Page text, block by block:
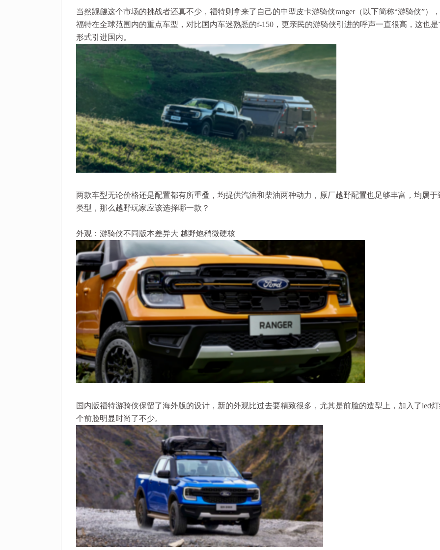
当然觊觎这个市场的挑战者还真不少，福特则拿来了自己的中型皮卡游骑侠ranger（以下简称“游骑侠”）
福特在全球范围内的重点车型，对比国内车迷熟悉的f-150，更亲民的游骑侠引进的呼声一直很高，这也
形式引进国内。
两款车型无论价格还是配置都有所重叠，均提供汽油和柴油两种动力，原厂越野配置也足够丰富，均属于
类型，那么越野玩家应该选择哪一款？
外观：游骑侠不同版本差异大 越野炮稍微硬核
国内版福特游骑侠保留了海外版的设计，新的外观比过去要精致很多，尤其是前脸的造型上，加入了led
个前脸明显时尚了不少。